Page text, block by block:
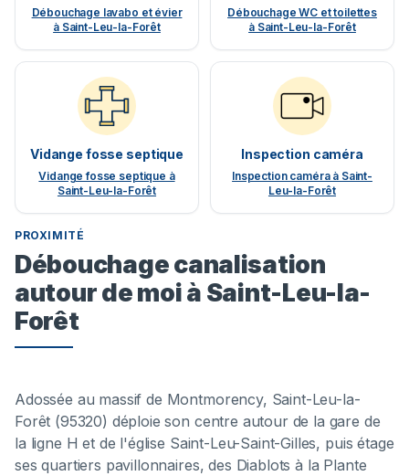
Débouchage lavabo et évier
à Saint-Leu-la-Forêt
Débouchage WC et toilettes
à Saint-Leu-la-Forêt
Vidange fosse septique
Vidange fosse septique à
Saint-Leu-la-Forêt
Inspection caméra
Inspection caméra à Saint-
Leu-la-Forêt
PROXIMITÉ
Débouchage canalisation
autour de moi à Saint-Leu-la-
Forêt
Adossée au massif de Montmorency, Saint-Leu-la-
Forêt (95320) déploie son centre autour de la gare de
la ligne H et de l'église Saint-Leu-Saint-Gilles, puis étage
ses quartiers pavillonnaires, des Diablots à la Plante